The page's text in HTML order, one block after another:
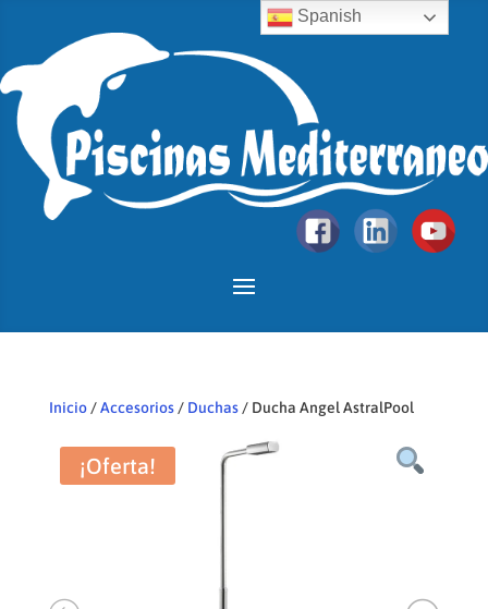
Inicio/Accesorios/ Duchas/ Ducha Angel AstralPool
¡Oferta!
Spanish